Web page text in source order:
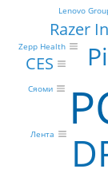
Razer
CES
Zepp Health
Lenovo
Сяоми
Лента